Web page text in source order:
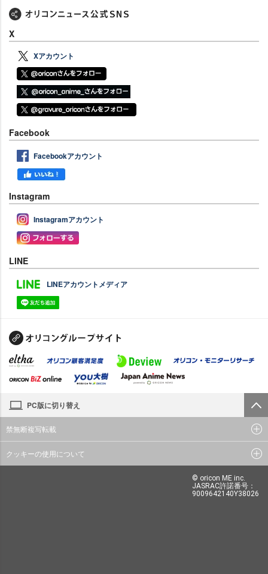
X
Xアカウント
Facebook
Facebookアカウント
Instagram
Instagramアカウント
LINE
LINEアカウントメディア
PC版に切り替え
禁無断複写転載
クッキーの使用について
© oricon ME inc.
JASRAC許諾番号：
9009642140Y38026